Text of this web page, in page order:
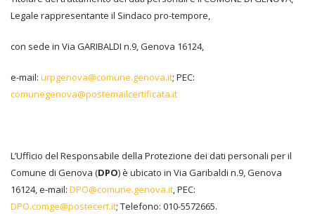
Legale rappresentante il Sindaco pro-tempore,
con sede in Via GARIBALDI n.9, Genova 16124,
e-mail: urpgenova@comune.genova.it; PEC:
comunegenova@postemailcertificata.it
L’Ufficio del Responsabile della Protezione dei dati personali per il
Comune di Genova (DPO) è ubicato in Via Garibaldi n.9, Genova
16124, e-mail: DPO@comune.genova.it, PEC:
DPO.comge@postecert.it; Telefono: 010-5572665.